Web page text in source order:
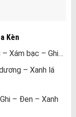
Kèn
– Xám bạc – Ghi…
– Xanh lá
– Đen – Xanh